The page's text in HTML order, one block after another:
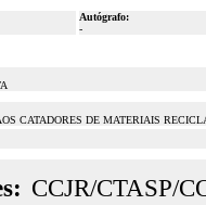
Autógrafo:
-
CATADORES DE MATERIAIS
CCJR/CTASP/